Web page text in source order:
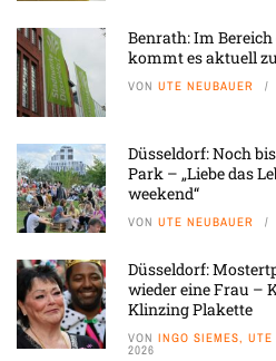
Benrath: Im Bereich
kommt es aktuell
VON UTE NEUBAUER
Düsseldorf: Noch
Park – „Liebe das
weekend“
VON UTE NEUBAUER
Düsseldorf:
wieder eine Frau –
Klinzing Plakette
VON INGO SIEMES, UTE
2026